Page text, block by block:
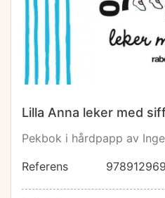
Lilla Anna leker med
Pekbok i hårdpapp av
Referens